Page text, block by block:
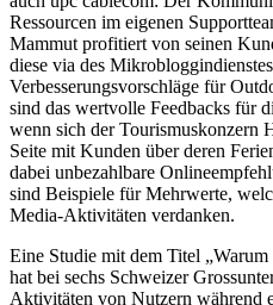
Ressourcen im eigenen
Mammut profitiert von seinen
diese via des
Verbesserungsvorschläge für
sind das wertvolle Feedbacks für
wenn sich der Tourismuskonzern
Seite mit Kunden über deren
dabei unbezahlbare
sind Beispiele für Mehrwerte,
Media-Aktivitäten verdanken.
Eine Studie mit dem Titel
hat bei sechs Schweizer
Aktivitäten von Nutzern während